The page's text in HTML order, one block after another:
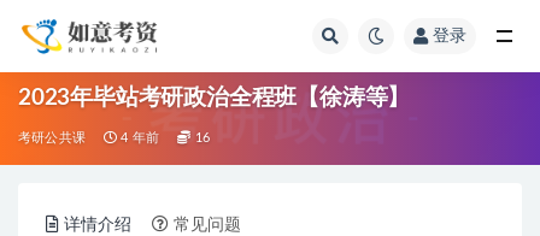
登录
2023年毕站考研政治全程班【徐涛等】
考研公共课 4 年前 16
详情介绍 常见问题